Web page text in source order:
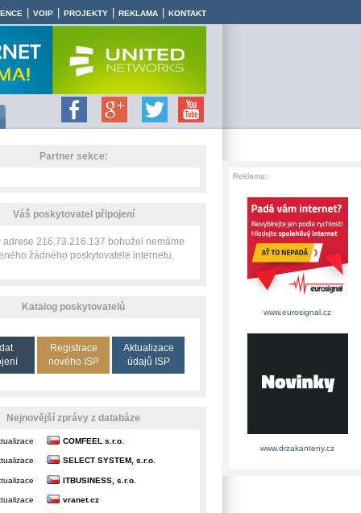
VOIP PROJEKTY REKLAMA KONTAKT
Partner sekce:
Váš poskytovatel připojení
adrese 216.73.216.137 bohužel nemáme
žádného poskytovatele internetu.
Katalog poskytovatelů
Registrace
nového ISP
Aktualizace
údajů ISP
Nejnovější zprávy z databáze
COMFEEL s.r.o.
SELECT SYSTEM, s.r.o.
ITBUSINESS, s.r.o.
vranet.cz
Reklama:
www.eurosignal.cz
www.drzakanteny.cz